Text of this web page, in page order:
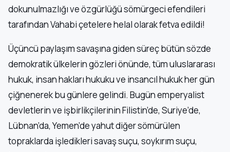
dokunulmazlığı ve özgürlüğü sömürgeci efendileri
tarafından Vahabi çetelere helal olarak fetva edildi!
Üçüncü paylaşım savaşına giden süreç bütün sözde
demokratik ülkelerin gözleri önünde, tüm uluslararası
hukuk, insan hakları hukuku ve insancıl hukuk her gün
çiğnenerek bu günlere gelindi. Bugün emperyalist
devletlerin ve işbirlikçilerinin Filistin’de, Suriye’de,
Lübnan’da, Yemen’de yahut diğer sömürülen
topraklarda işledikleri savaş suçu, soykırım suçu,